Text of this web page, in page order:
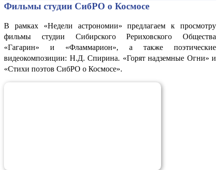
Фильмы студии СибРО о Космосе
В рамках «Недели астрономии» предлагаем к просмотру
фильмы студии Сибирского Рериховского Общества
«Гагарин» и «Фламмарион», а также поэтические
видеокомпозиции: Н.Д. Спирина. «Горят надземные Огни» и
«Стихи поэтов СибРО о Космосе».